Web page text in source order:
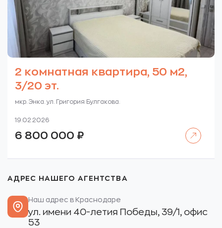
2 комнатная квартира, 50 м2,
3/20 эт.
мкр. Энка. ул. Григория Булгакова.
19.02.2026
6 800 000 ₽
АДРЕС НАШЕГО АГЕНТСТВА
Наш адрес в Краснодаре
ул. имени 40-летия Победы, 39/1, офис
53